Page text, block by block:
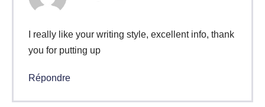
I really like your writing style, excellent info, thank
you for putting up
Répondre